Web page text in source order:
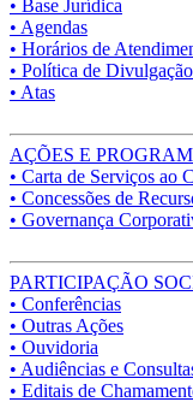
• Base Jurídica
• Agendas
• Horários de
• Política de
• Atas
AÇÕES E
• Carta de Serviços ao
• Concessões de
• Governança
PARTICIPAÇÃO
• Conferências
• Outras Ações
• Ouvidoria
• Audiências e
• Editais de